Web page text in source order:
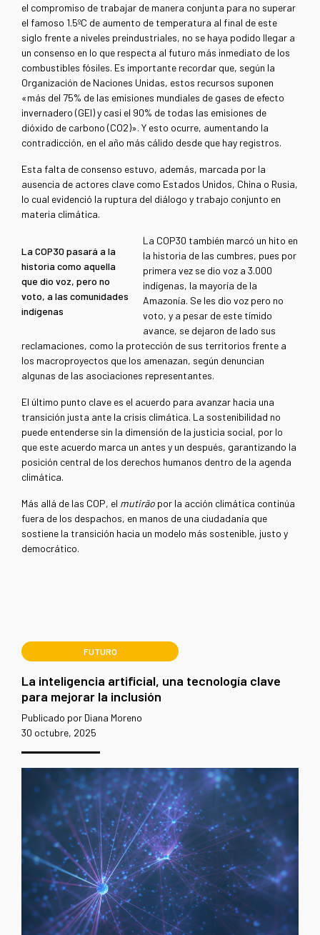
el compromiso de trabajar de manera conjunta para no superar
el famoso 1.5ºC de aumento de temperatura al final de este
siglo frente a niveles preindustriales, no se haya podido llegar a
un consenso en lo que respecta al futuro más inmediato de los
combustibles fósiles. Es importante recordar que, según la
Organización de Naciones Unidas, estos recursos suponen
«más del 75% de las emisiones mundiales de gases de efecto
invernadero (GEI) y casi el 90% de todas las emisiones de
dióxido de carbono (CO2)». Y esto ocurre, aumentando la
contradicción, en el año más cálido desde que hay registros.
Esta falta de consenso estuvo, además, marcada por la
ausencia de actores clave como Estados Unidos, China o Rusia,
lo cual evidenció la ruptura del diálogo y trabajo conjunto en
materia climática.
La COP30 pasará a la
historia como aquella
que dio voz, pero no
voto, a las comunidades
indígenas
La COP30 también marcó un hito en
la historia de las cumbres, pues por
primera vez se dio voz a 3.000
indígenas, la mayoría de la
Amazonía. Se les dio voz pero no
voto, y a pesar de este tímido
avance, se dejaron de lado sus
reclamaciones, como la protección de sus territorios frente a
los macroproyectos que los amenazan, según denuncian
algunas de las asociaciones representantes.
El último punto clave es el acuerdo para avanzar hacia una
transición justa ante la crisis climática. La sostenibilidad no
puede entenderse sin la dimensión de la justicia social, por lo
que este acuerdo marca un antes y un después, garantizando la
posición central de los derechos humanos dentro de la agenda
climática.
Más allá de las COP, el mutirão por la acción climática continúa
fuera de los despachos, en manos de una ciudadanía que
sostiene la transición hacia un modelo más sostenible, justo y
democrático.
FUTURO
La inteligencia artificial, una tecnología clave
para mejorar la inclusión
Publicado por Diana Moreno
30 octubre, 2025